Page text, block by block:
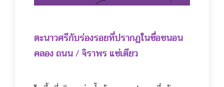
ตะนาวศรีกับร่องรอยที่ปรากฏในชื่อขนอน
คลอง ถนน / จิราพร แซ่เตียว